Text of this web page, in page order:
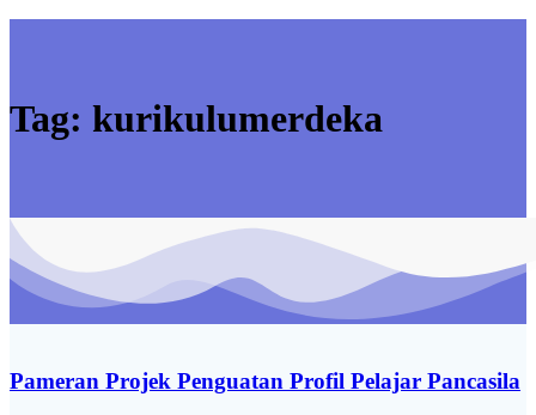
Tag: kurikulumerdeka
Pameran Projek Penguatan Profil Pelajar Pancasila